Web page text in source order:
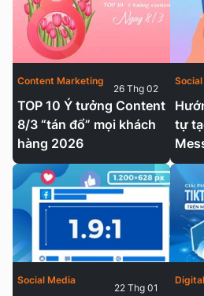
TOP 10 Ý tưởng Content
8/3 “tán đổ” mọi khách
hàng 2026
Content Marketing
26 Thg 02
tự
Social Media
22 Thg 01